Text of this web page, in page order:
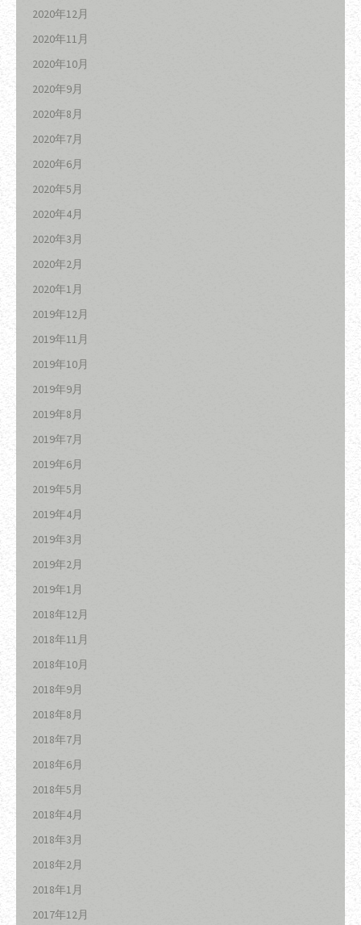
2020年12月
2020年11月
2020年10月
2020年9月
2020年8月
2020年7月
2020年6月
2020年5月
2020年4月
2020年3月
2020年2月
2020年1月
2019年12月
2019年11月
2019年10月
2019年9月
2019年8月
2019年7月
2019年6月
2019年5月
2019年4月
2019年3月
2019年2月
2019年1月
2018年12月
2018年11月
2018年10月
2018年9月
2018年8月
2018年7月
2018年6月
2018年5月
2018年4月
2018年3月
2018年2月
2018年1月
2017年12月